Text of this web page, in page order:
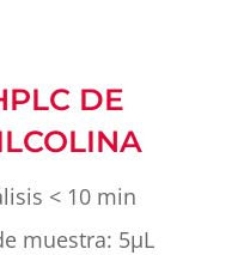
DE
< 10 min
muestra: 5µL